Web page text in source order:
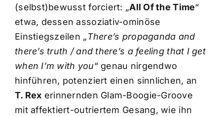
(selbst)bewusst forciert: „All Of the Time“
etwa, dessen assoziativ-ominöse
Einstiegszeilen „There’s propaganda and
there’s truth / and there’s a feeling that I get
when I’m with you“ genau nirgendwo
hinführen, potenziert einen sinnlichen, an
T. Rex erinnernden Glam-Boogie-Groove
mit affektiert-outriertem Gesang, wie ihn